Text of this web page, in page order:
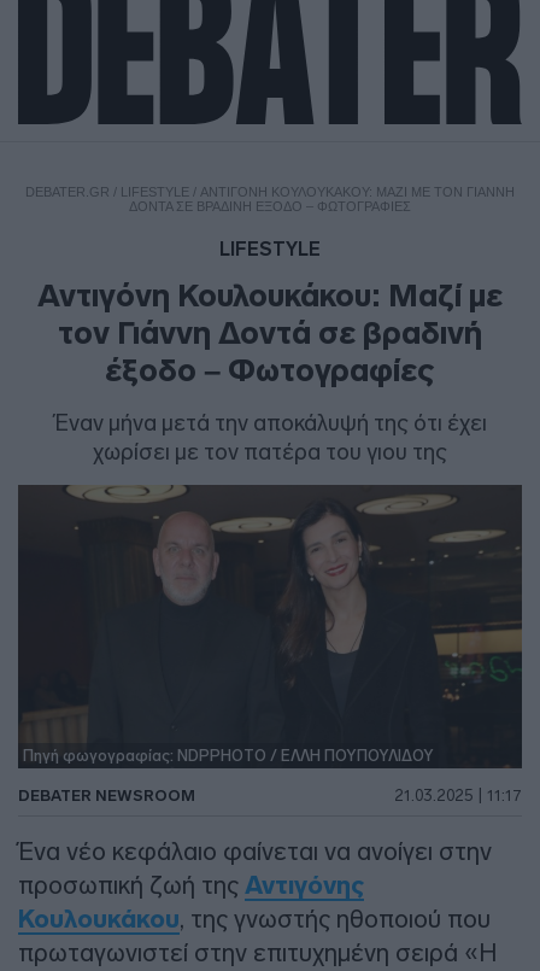
DEBATER.GR / LIFESTYLE / ΑΝΤΙΓΌΝΗ ΚΟΥΛΟΥΚΆΚΟΥ: ΜΑΖΊ ΜΕ ΤΟΝ ΓΙΆΝΝΗ
ΔΟΝΤΆ ΣΕ ΒΡΑΔΙΝΉ ΈΞΟΔΟ – ΦΩΤΟΓΡΑΦΊΕΣ
LIFESTYLE
Αντιγόνη Κουλουκάκου: Μαζί με
τον Γιάννη Δοντά σε βραδινή
έξοδο – Φωτογραφίες
Έναν μήνα μετά την αποκάλυψή της ότι έχει
χωρίσει με τον πατέρα του γιου της
Πηγή φωγογραφίας: NDPPHOTO / ΕΛΛΗ ΠΟΥΠΟΥΛΙΔΟΥ
DEBATER NEWSROOM 21.03.2025 | 11:17
Ένα νέο κεφάλαιο φαίνεται να ανοίγει στην
προσωπική ζωή της Αντιγόνης
Κουλουκάκου, της γνωστής ηθοποιού που
πρωταγωνιστεί στην επιτυχημένη σειρά «Η